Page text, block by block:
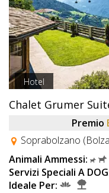
Hotel
Chalet Grumer
Premio
Soprabolzano
Animali Ammessi:
Servizi Speciali A
Ideale Per: